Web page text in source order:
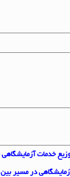
آزمايشگاهي به
در مسير بين